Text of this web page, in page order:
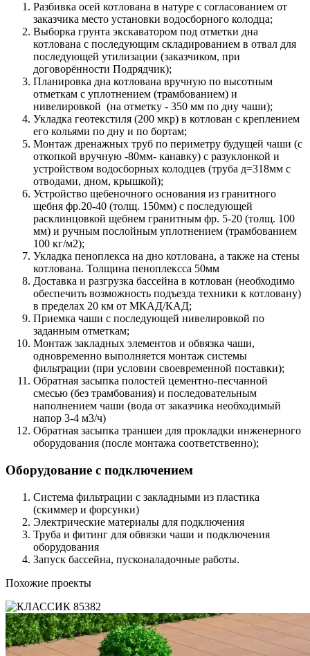
Разбивка осей котлована в натуре с согласованием от
заказчика место установки водосборного колодца;
Выборка грунта экскаватором под отметки дна
котлована с последующим складированием в отвал для
последующей утилизации (заказчиком, при
договорённости Подрядчик);
Планировка дна котлована вручную по высотным
отметкам с уплотнением (трамбованием) и
нивелировкой (на отметку - 350 мм по дну чаши);
Укладка геотекстиля (200 мкр) в котлован с креплением
его кольями по дну и по бортам;
Монтаж дренажных труб по периметру будущей чаши (с
откопкой вручную -80мм- канавку) с разуклонкой и
устройством водосборных колодцев (труба д=318мм с
отводами, дном, крышкой);
Устройство щебеночного основания из гранитного
щебня фр.20-40 (толщ. 150мм) с последующей
расклинцовкой щебнем гранитным фр. 5-20 (толщ. 100
мм) и ручным послойным уплотнением (трамбованием
100 кг/м2);
Укладка пеноплекса на дно котлована, а также на стены
котлована. Толщина пеноплексса 50мм
Доставка и разгрузка бассейна в котлован (необходимо
обеспечить возможность подъезда техники к котловану)
в пределах 20 км от МКАД/КАД;
Приемка чаши с последующей нивелировкой по
заданным отметкам;
Монтаж закладных элементов и обвязка чаши,
одновременно выполняется монтаж системы
фильтрации (при условии своевременной поставки);
Обратная засыпка полостей цементно-песчанной
смесью (без трамбования) и последовательным
наполнением чаши (вода от заказчика необходимый
напор 3-4 м3/ч)
Обратная засыпка траншеи для прокладки инженерного
оборудования (после монтажа соответственно);
Оборудование с подключением
Система фильтрации с закладными из пластика
(скиммер и форсунки)
Электрические материалы для подключения
Труба и фитинг для обвязки чаши и подключения
оборудования
Запуск бассейна, пусконаладочные работы.
Похожие проекты